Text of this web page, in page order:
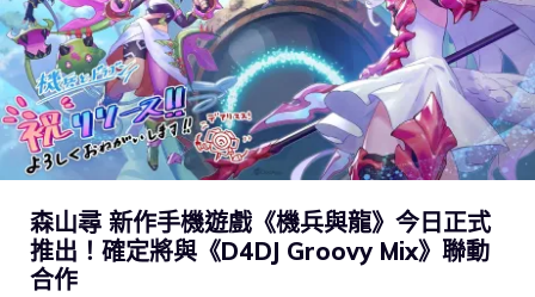
森山尋 新作手機遊戲《機兵與龍》今日正式
推出！確定將與《D4DJ Groovy Mix》聯動
合作